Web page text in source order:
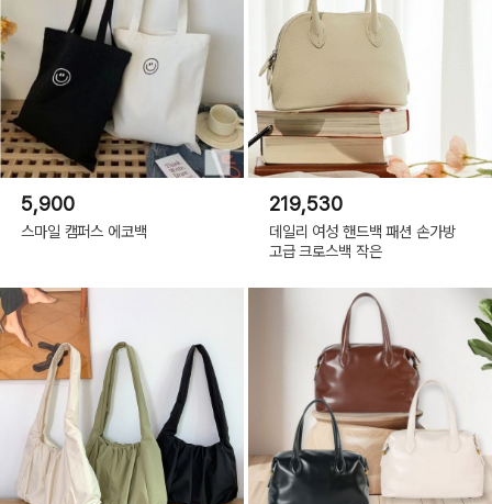
5,900
스마일 캠퍼스 에코백
219,530
데일리 여성 핸드백 패션 손가방
고급 크로스백 작은